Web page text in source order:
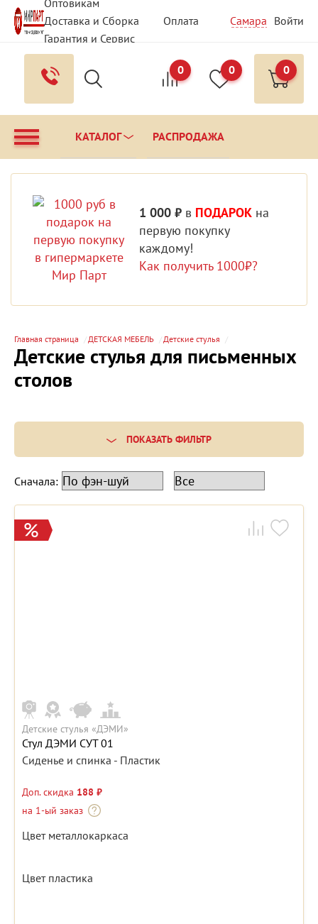
Оптовикам
Доставка и Сборка
Оплата
Гарантия и Сервис
Вопрос - Ответ
Контакты
Самара Войти
0 0 0
КАТАЛОГ РАСПРОДАЖА
1 000 ₽ в ПОДАРОК на
первую покупку
каждому!
Как получить 1000₽?
Главная страница ДЕТСКАЯ МЕБЕЛЬ Детские стулья
Детские стулья для письменных
столов
ПОКАЗАТЬ ФИЛЬТР
Сначала:
Детские стулья «ДЭМИ»
Стул ДЭМИ СУТ 01
Сиденье и спинка - Пластик
Доп. скидка 188 ₽
на 1-ый заказ
Цвет металлокаркаса
Цвет пластика